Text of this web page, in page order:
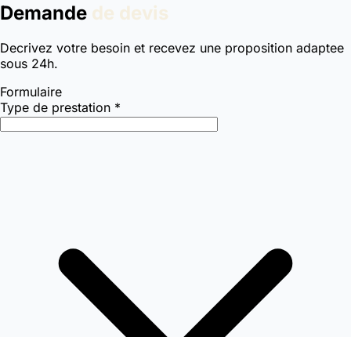
Demande de devis
Decrivez votre besoin et recevez une proposition adaptee
sous 24h.
Formulaire
Type de prestation *